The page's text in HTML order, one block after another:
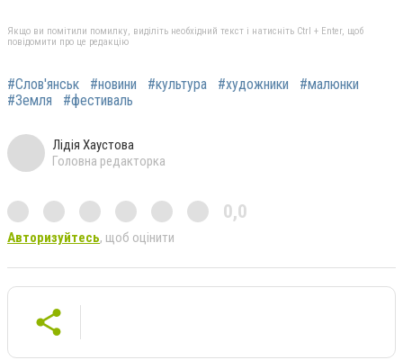
Якщо ви помітили помилку, виділіть необхідний текст і натисніть Ctrl + Enter, щоб
повідомити про це редакцію
#Слов'янськ #новини #культура #художники
#малюнки
#Земля
#фестиваль
Лідія Хаустова
Головна редакторка
0,0
Авторизуйтесь, щоб оцінити